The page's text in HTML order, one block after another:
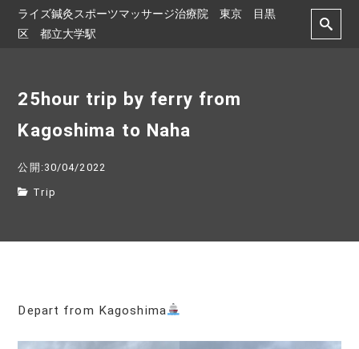
ライズ鍼灸スポーツマッサージ治療院 東京 目黒
区 都立大学駅
25hour trip by ferry from
Kagoshima to Naha
公開:30/04/2022
Trip
Depart from Kagoshima